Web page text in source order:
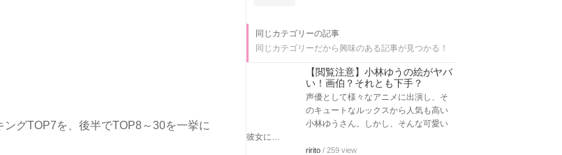
グTOP7を、後半でTOP8～30を一挙に
同じカテゴリーの記事
同じカテゴリーだから興味のある記事が見つかる！
【閲覧注意】小林ゆうの絵がヤバ
い！画伯？それとも下手？
声優として様々なアニメに出演し、そ
のキュートなルックスから人気も高い
小林ゆうさん。しかし、そんな可愛い
彼女に…
ririto / 259 view